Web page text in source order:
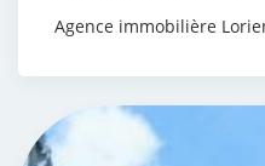
Agence immobilière